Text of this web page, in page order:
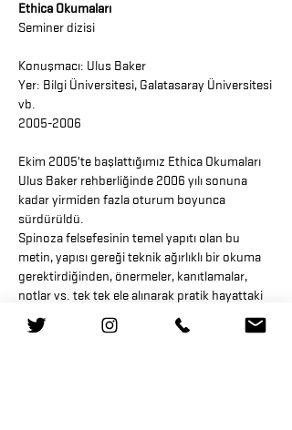
Ethica Okumaları
Seminer dizisi
Konuşmacı: Ulus Baker
Yer: Bilgi Üniversitesi, Galatasaray Üniversitesi
vb.
2005-2006
Ekim 2005’te başlattığımız Ethica Okumaları
Ulus Baker rehberliğinde 2006 yılı sonuna
kadar yirmiden fazla oturum boyunca
sürdürüldü.
Spinoza felsefesinin temel yapıtı olan bu
metin, yapısı gereği teknik ağırlıklı bir okuma
gerektirdiğinden, önermeler, kanıtlamalar,
notlar vs. tek tek ele alınarak pratik hayattaki
karşılıkları üzerinden enine boyuna tartışıldı.
Okumaları yürütürken Latince orijinal metnin